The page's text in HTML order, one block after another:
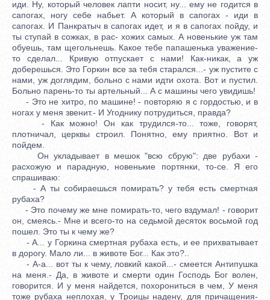
иди. Ну, который человек лапти носит, ну... ему не годится в
сапогах, ногу себе набьет. А который в сапогах - иди в
сапогах. И Панкратыч в сапогах идет, и я в сапогах пойду, и
ты ступай в сожках, в рас- хожих самых. А новенькие уж там
обуешь, там щегольнешь. Какое тебе папашенька уважение-
то сделал... Кривую отпускает с нами! Как-никак, а уж
доберешься. Это Горкин все за тебя старался...- уж пустите с
нами, уж доглядим, больно с нами идти охота. Вот и пустил.
Больно парень-то ты артельный... А с машины чего увидишь!
- Это не хитро, по машине! - повторяю я с гордостью, и в
ногах у меня звенит.- И Угоднику потрудиться, правда?
- Как можно! Он как трудился-то... тоже, говорят,
плотничал, церквы строил. Понятно, ему приятно. Вот и
пойдем.
Он укладывает в мешок "всю сбрую": две рубахи -
расхожую и парадную, новенькие портянки, то-се. Я его
спрашиваю:
- А ты собираешься помирать? у тебя есть смертная
рубаха?
- Это почему же мне помирать-то, чего вздумал! - говорит
он, смеясь.- Мне и всего-то на седьмой десяток восьмой год
пошел. Это ты к чему же?
- А... у Горкина смертная рубаха есть, и ее прихватывает
в дорогу. Мало ли... в животе Бог... Как это?..
- А-а... вот ты к чему, ловкий какой...- смеется Антипушка
на меня.- Да, в животе и смерти один Господь Бог волен,
говорится. И у меня найдется, похорониться в чем, У меня
тоже рубаха неплохая, у Троицы надену, для причащения-